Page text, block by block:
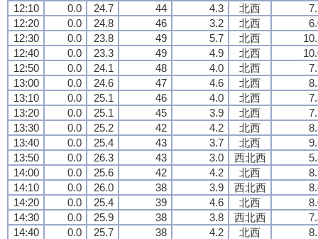
12:10
0.0 24.7 44 4.3 北西
12:20
0.0 24.8 46 3.2 北西
12:30
0.0 23.8 49 5.7 北西
12:40
0.0 23.3 49 4.9 北西
12:50
0.0 24.1 48 4.0 北西
13:00
0.0 24.6 47 4.6 北西
13:10
0.0 25.1 46 4.0 北西
13:20
0.0 25.1 45 3.9 北西
13:30
0.0 25.2 42 4.2 北西
13:40
0.0 25.4 43 3.7 北西
13:50
0.0 26.3 43 3.0 西北西
14:00
0.0 25.6 42 4.2 北西
14:10
0.0 26.0 38 3.9 西北西
14:20
0.0 25.4 39 4.6 北西
14:30
0.0 25.9 38 3.8 西北西
14:40
0.0 25.7 38 4.2 北西